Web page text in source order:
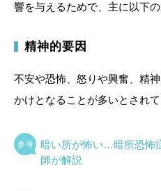
響を与えるためで、主に以下の
精神的要因
不安や恐怖、怒りや興奮、精
かけとなることが多いとされて
暗い所が怖い…暗所恐怖
師が解説